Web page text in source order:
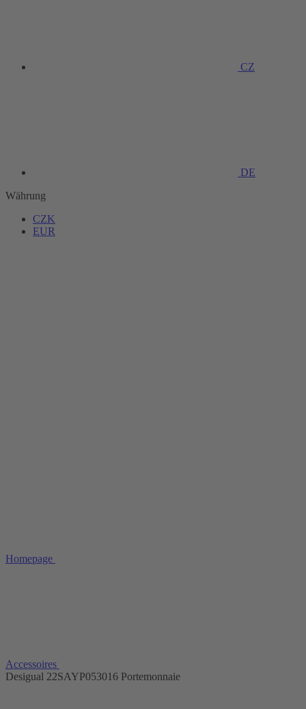
CZ
DE
Währung
CZK
EUR
Homepage
Accessoires
Desigual 22SAYP053016 Portemonnaie